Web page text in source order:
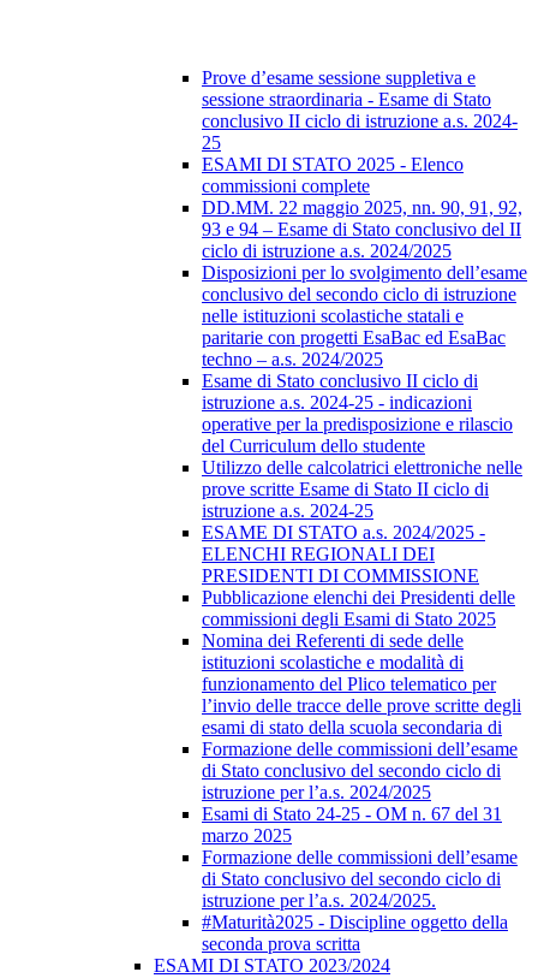
Prove d’esame sessione suppletiva e
sessione straordinaria - Esame di Stato
conclusivo II ciclo di istruzione a.s. 2024-
25
ESAMI DI STATO 2025 - Elenco
commissioni complete
DD.MM. 22 maggio 2025, nn. 90, 91, 92,
93 e 94 – Esame di Stato conclusivo del II
ciclo di istruzione a.s. 2024/2025
Disposizioni per lo svolgimento dell’esame
conclusivo del secondo ciclo di istruzione
nelle istituzioni scolastiche statali e
paritarie con progetti EsaBac ed EsaBac
techno – a.s. 2024/2025
Esame di Stato conclusivo II ciclo di
istruzione a.s. 2024-25 - indicazioni
operative per la predisposizione e rilascio
del Curriculum dello studente
Utilizzo delle calcolatrici elettroniche nelle
prove scritte Esame di Stato II ciclo di
istruzione a.s. 2024-25
ESAME DI STATO a.s. 2024/2025 -
ELENCHI REGIONALI DEI
PRESIDENTI DI COMMISSIONE
Pubblicazione elenchi dei Presidenti delle
commissioni degli Esami di Stato 2025
Nomina dei Referenti di sede delle
istituzioni scolastiche e modalità di
funzionamento del Plico telematico per
l’invio delle tracce delle prove scritte degli
esami di stato della scuola secondaria di
Formazione delle commissioni dell’esame
di Stato conclusivo del secondo ciclo di
istruzione per l’a.s. 2024/2025
Esami di Stato 24-25 - OM n. 67 del 31
marzo 2025
Formazione delle commissioni dell’esame
di Stato conclusivo del secondo ciclo di
istruzione per l’a.s. 2024/2025.
#Maturità2025 - Discipline oggetto della
seconda prova scritta
ESAMI DI STATO 2023/2024